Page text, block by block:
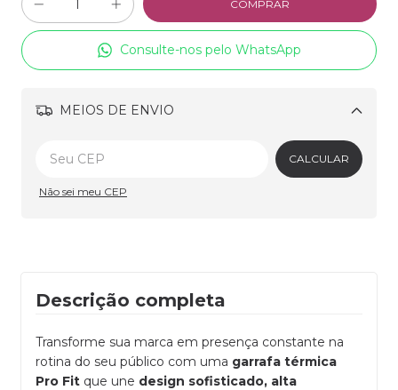
Consulte-nos pelo WhatsApp
MEIOS DE ENVIO
Alterar CEP
CALCULAR
Não sei meu CEP
Descrição completa
Transforme sua marca em presença constante na
rotina do seu público com uma garrafa térmica
Pro Fit que une design sofisticado, alta